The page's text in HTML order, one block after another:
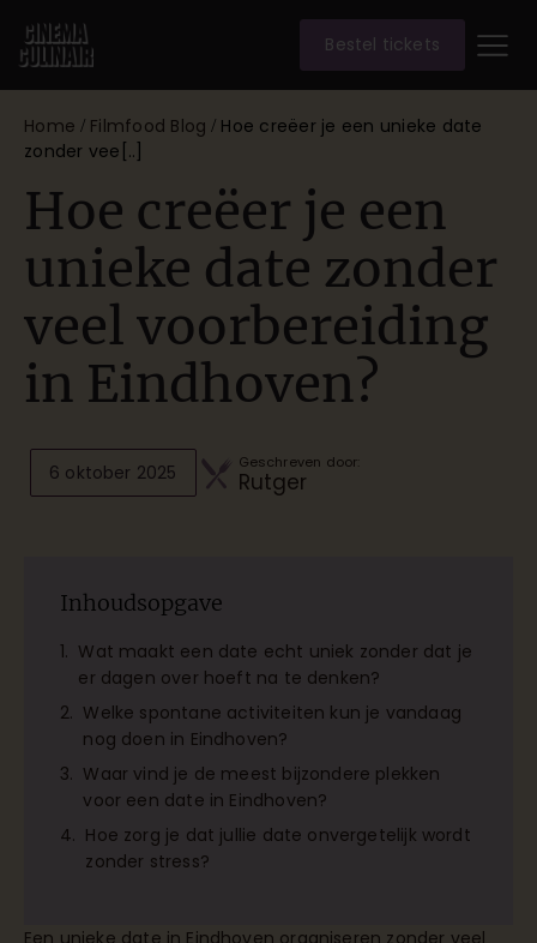
Bestel tickets
Home / Filmfood Blog / Hoe creëer je een unieke date
zonder vee[..]
Hoe creëer je een
unieke date zonder
veel voorbereiding
in Eindhoven?
6 oktober 2025 Geschreven door:
Rutger
Een unieke date in Eindhoven organiseren zonder veel
Inhoudsopgave
Wat maakt een date echt uniek zonder dat je
er dagen over hoeft na te denken?
Welke spontane activiteiten kun je vandaag
nog doen in Eindhoven?
Waar vind je de meest bijzondere plekken
voor een date in Eindhoven?
Hoe zorg je dat jullie date onvergetelijk wordt
zonder stress?